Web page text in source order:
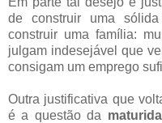
de construir uma sólida
construir uma família:
julgam indesejável que
consigam um emprego
Outra justificativa que
é a questão da